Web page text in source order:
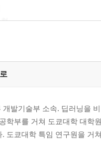
로더 구현
개발기술부 소속. 딥러닝을
학부를 거쳐 도쿄대학 대학
. 도쿄대학 특임 연구원을 거